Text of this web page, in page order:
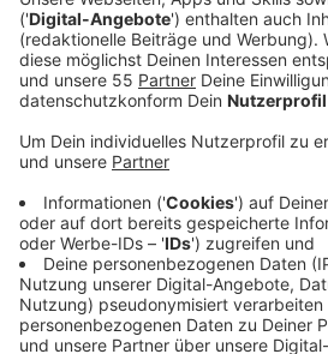
sollen.
Veröffentlicht: Donnerstag,
Anzeige
Der Kreis Mettmann sieht die
Ort als optimal an. Es gebe
flächendeckendes Netz an
ständig weiter wachse. Denn
mit einer Vielzahl von Testungen